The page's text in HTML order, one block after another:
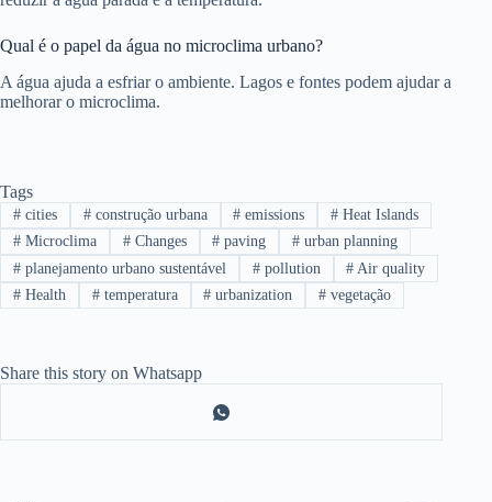
Qual é o papel da água no microclima urbano?
A água ajuda a esfriar o ambiente. Lagos e fontes podem ajudar a
melhorar o microclima.
Tags
#cities #construção urbana # emissions # Heat Islands
#Microclima #Changes # paving # urban planning
#planejamento urbano sustentável #pollution # Air quality
#Health #temperatura # urbanization # vegetação
Share this story on Whatsapp